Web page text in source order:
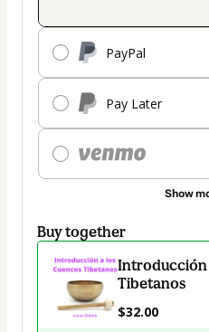
PayPal
Pay Later
Show
Buy together
Introducción
Tibetanos
$32.00